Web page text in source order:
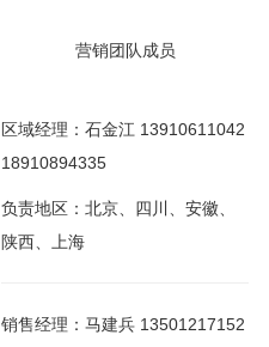
营销团队成员
区域经理：石金江 13910611042
18910894335
负责地区：北京、四川、安徽、
陕西、上海
销售经理：马建兵 13501217152